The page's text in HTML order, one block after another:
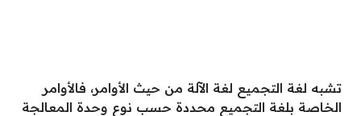
تشبه لغة التجميع لغة الآلة من حيث الأوامر، فالأوامر
الخاصة بلغة التجميع محددة حسب نوع وحدة المعالجة